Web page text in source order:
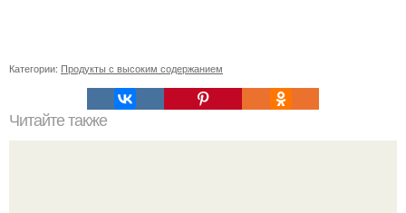
Категории: Продукты с высоким содержанием
Читайте также